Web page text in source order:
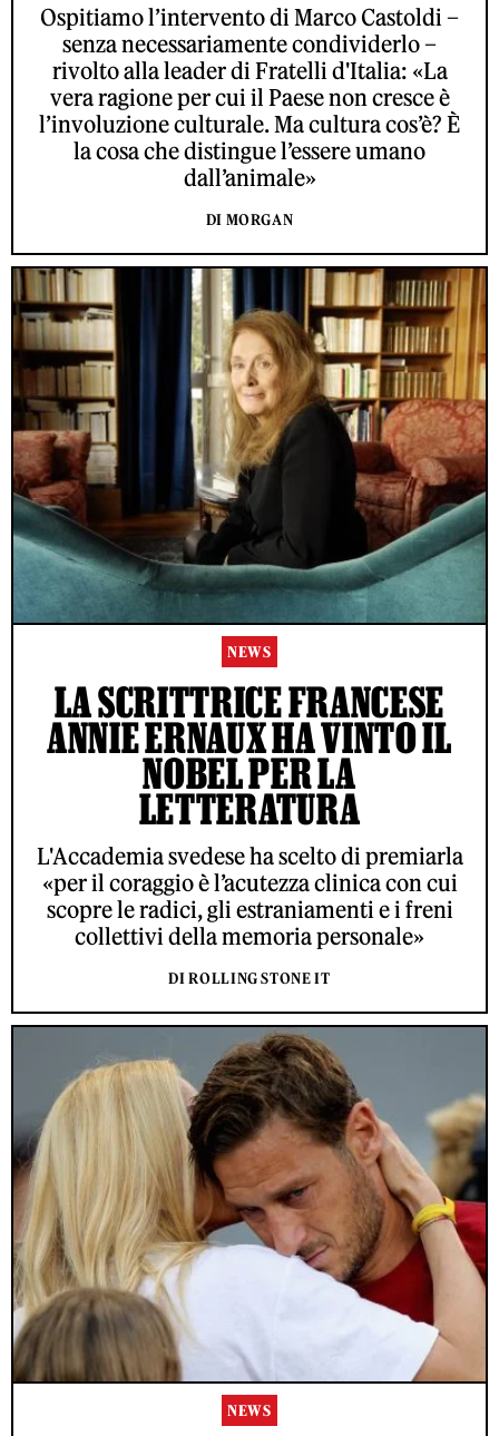
Ospitiamo l’intervento di Marco Castoldi –
senza necessariamente condividerlo –
rivolto alla leader di Fratelli d'Italia: «La
vera ragione per cui il Paese non cresce è
l’involuzione culturale. Ma cultura cos’è? È
la cosa che distingue l’essere umano
dall’animale»
DI MORGAN
NEWS
LA SCRITTRICE FRANCESE
ANNIE ERNAUX HA VINTO IL
NOBEL PER LA
LETTERATURA
L'Accademia svedese ha scelto di premiarla
«per il coraggio è l’acutezza clinica con cui
scopre le radici, gli estraniamenti e i freni
collettivi della memoria personale»
DI ROLLING STONE IT
NEWS